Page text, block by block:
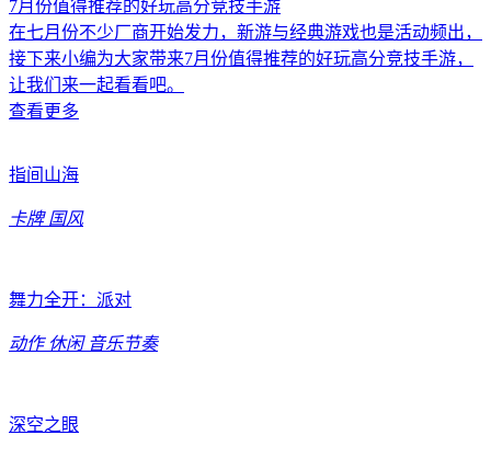
7月份值得推荐的好玩高分竞技手游
在七月份不少厂商开始发力，新游与经典游戏也是活动频出，
接下来小编为大家带来7月份值得推荐的好玩高分竞技手游，
让我们来一起看看吧。
查看更多
指间山海
卡牌 国风
舞力全开：派对
动作 休闲 音乐节奏
深空之眼